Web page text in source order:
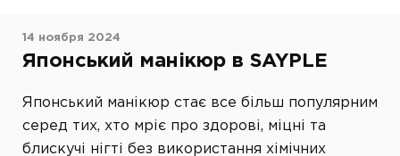
14 ноября 2024
Японський манікюр в SAYPLE
Японський манікюр стає все більш популярним
серед тих, хто мріє про здорові, міцні та
блискучі нігті без використання хімічних